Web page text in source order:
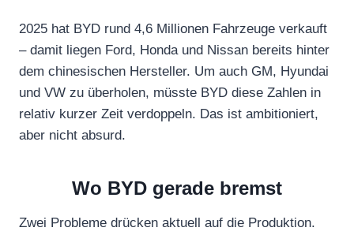
2025 hat BYD rund 4,6 Millionen Fahrzeuge verkauft
– damit liegen Ford, Honda und Nissan bereits hinter
dem chinesischen Hersteller. Um auch GM, Hyundai
und VW zu überholen, müsste BYD diese Zahlen in
relativ kurzer Zeit verdoppeln. Das ist ambitioniert,
aber nicht absurd.
Wo BYD gerade bremst
Zwei Probleme drücken aktuell auf die Produktion.